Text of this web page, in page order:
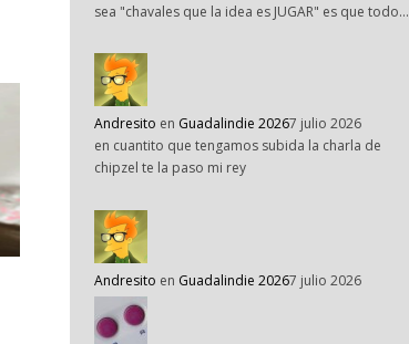
sea "chavales que la idea es JUGAR" es que todo…
Andresito en Guadalindie 20267 julio 2026
en cuantito que tengamos subida la charla de
chipzel te la paso mi rey
Andresito en Guadalindie 20267 julio 2026